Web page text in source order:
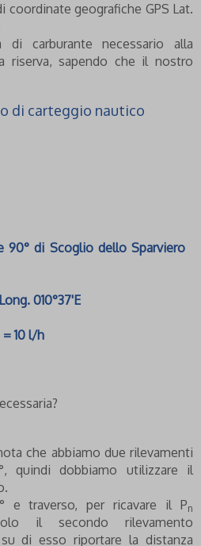
coordinate geografiche GPS Lat.
di carburante necessario alla
riserva, sapendo che il nostro
di carteggio nautico
90° di Scoglio dello Sparviero
010°37'E
10 l/h
che abbiamo due rilevamenti
quindi dobbiamo utilizzare il
e traverso, per ricavare il Pn
il secondo rilevamento
di esso riportare la distanza